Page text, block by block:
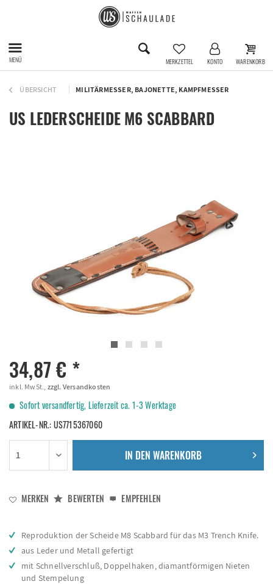
MENÜ MERKZETTEL KONTO WARENKORB
ÜBERSICHT MILITÄRMESSER, BAJONETTE, KAMPFMESSER
US LEDERSCHEIDE M6 SCABBARD
34,87 € *
inkl. MwSt., zzgl. Versandkosten
Sofort versandfertig, Lieferzeit ca. 1-3 Werktage
ARTIKEL-NR.:US7715367060
IN DEN WARENKORB
MERKEN BEWERTEN EMPFEHLEN
Reproduktion der Scheide M8 Scabbard für das M3 Trench Knife.
aus Leder und Metall gefertigt
mit Schnellverschluß, Doppelhaken, diamantförmigen Nieten
und Stempelung